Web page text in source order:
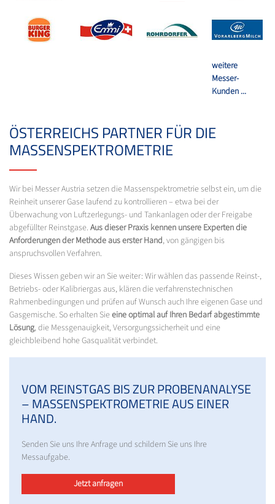
weitere
Messer-
Kunden ...
ÖSTERREICHS PARTNER FÜR DIE
MASSENSPEKTROMETRIE
Wir bei Messer Austria setzen die Massenspektrometrie selbst ein, um die
Reinheit unserer Gase laufend zu kontrollieren – etwa bei der
Überwachung von Luftzerlegungs- und Tankanlagen oder der Freigabe
abgefüllter Reinstgase. Aus dieser Praxis kennen unsere Experten die
Anforderungen der Methode aus erster Hand, von gängigen bis
anspruchsvollen Verfahren.
Dieses Wissen geben wir an Sie weiter: Wir wählen das passende Reinst-,
Betriebs- oder Kalibriergas aus, klären die verfahrenstechnischen
Rahmenbedingungen und prüfen auf Wunsch auch Ihre eigenen Gase und
Gasgemische. So erhalten Sieeine optimal auf Ihren Bedarf abgestimmte
Lösung, die Messgenauigkeit, Versorgungssicherheit und eine
gleichbleibend hohe Gasqualität verbindet.
VOM REINSTGAS BIS ZUR PROBENANALYSE
– MASSENSPEKTROMETRIE AUS EINER
HAND.
Senden Sie uns Ihre Anfrage und schildern Sie uns Ihre
Messaufgabe.
Jetzt anfragen